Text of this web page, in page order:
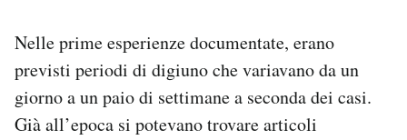
Nelle prime esperienze documentate, erano
previsti periodi di digiuno che variavano da un
giorno a un paio di settimane a seconda dei casi.
Già all’epoca si potevano trovare articoli